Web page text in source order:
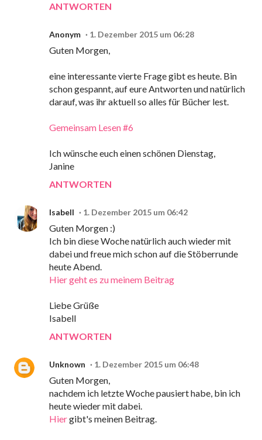
ANTWORTEN
Anonym 1. Dezember 2015 um 06:28
Guten Morgen,
eine interessante vierte Frage gibt es heute. Bin
schon gespannt, auf eure Antworten und natürlich
darauf, was ihr aktuell so alles für Bücher lest.
Gemeinsam Lesen #6
Ich wünsche euch einen schönen Dienstag,
Janine
ANTWORTEN
Isabell 1. Dezember 2015 um 06:42
Guten Morgen :)
Ich bin diese Woche natürlich auch wieder mit
dabei und freue mich schon auf die Stöberrunde
heute Abend.
Hier geht es zu meinem Beitrag
Liebe Grüße
Isabell
ANTWORTEN
Unknown 1. Dezember 2015 um 06:48
Guten Morgen,
nachdem ich letzte Woche pausiert habe, bin ich
heute wieder mit dabei.
Hiergibt's meinen Beitrag.